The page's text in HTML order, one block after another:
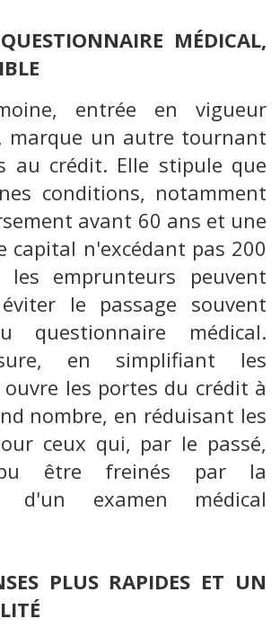
MÉDICAL,
entrée en vigueur
marque un autre tournant
au crédit. Elle stipule que
conditions, notamment
avant 60 ans et une
capital n'excédant pas 200
les emprunteurs peuvent
le passage souvent
questionnaire médical.
en simplifiant les
ouvre les portes du crédit à
nombre, en réduisant les
ceux qui, par le passé,
être freinés par la
d'un examen médical
PLUS RAPIDES ET UN